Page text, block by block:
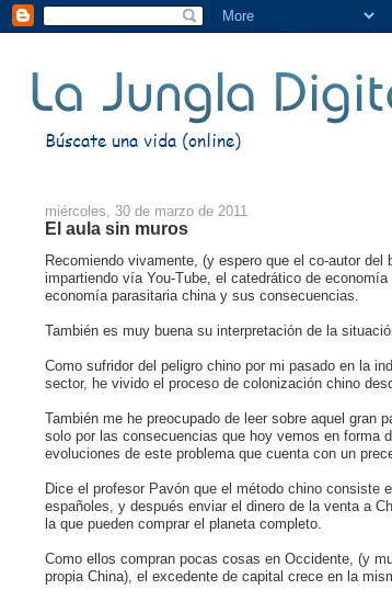
miércoles, 30 de marzo de 2011
El aula sin muros
Recomiendo vivamente, (y espero que el co-autor
impartiendo vía You-Tube, el catedrático de
economía parasitaria china y sus consecuencias.
También es muy buena su interpretación de la
Como sufridor del peligro chino por mi pasado en la
sector, he vivido el proceso de colonización chino
También me he preocupado de leer sobre aquel
solo por las consecuencias que hoy vemos en forma
evoluciones de este problema que cuenta con un
Dice el profesor Pavón que el método chino consiste
españoles, y después enviar el dinero de la venta a
la que pueden comprar el planeta completo.
Como ellos compran pocas cosas en Occidente, (y
propia China), el excedente de capital crece en la